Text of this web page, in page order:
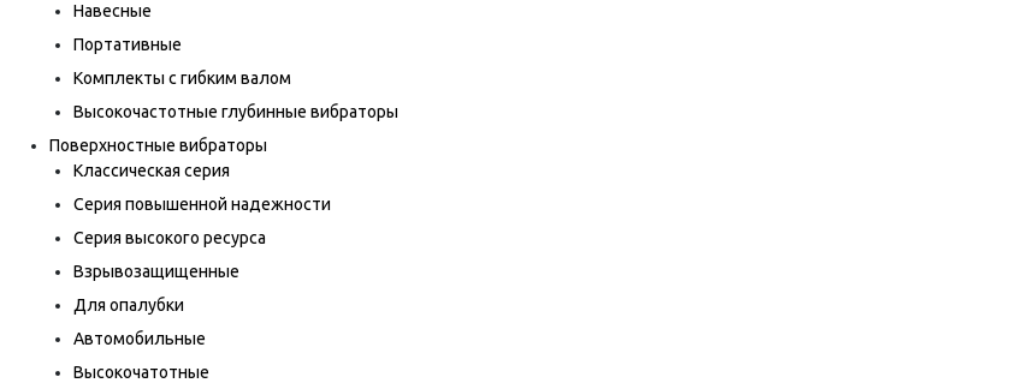
Навесные
Портативные
Комплекты с гибким валом
Высокочастотные глубинные вибраторы
Поверхностные вибраторы
Классическая серия
Серия повышенной надежности
Серия высокого ресурса
Взрывозащищенные
Для опалубки
Автомобильные
Высокочатотные